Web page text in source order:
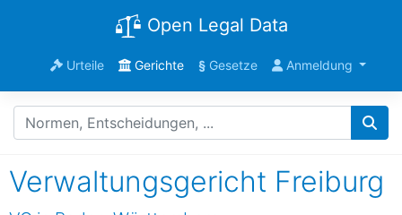
Open Legal Data
Urteile Gerichte §Gesetze Anmeldung
Verwaltungsgericht Freiburg